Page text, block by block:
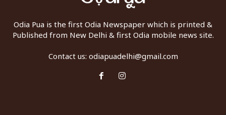
Odia Pua is the first Odia Newspaper which is printed &
Published from New Delhi & first Odia mobile news site.
Contact us: odiapuadelhi@gmail.com